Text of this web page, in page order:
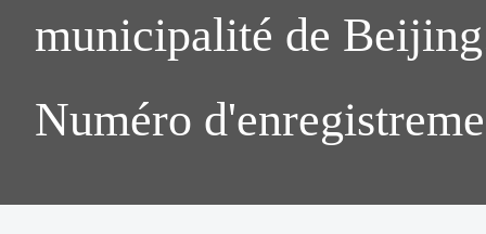
municipalité de
Numéro